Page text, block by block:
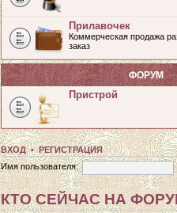
Прилавочек
Коммерческая продажа
заказ
ФОРУМ
Пристрой
ВХОД•РЕГИСТРАЦИЯ
Имя пользователя:
КТО СЕЙЧАС НА